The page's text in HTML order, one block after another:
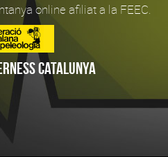
online afiliat a la FEEC.
Catalunya